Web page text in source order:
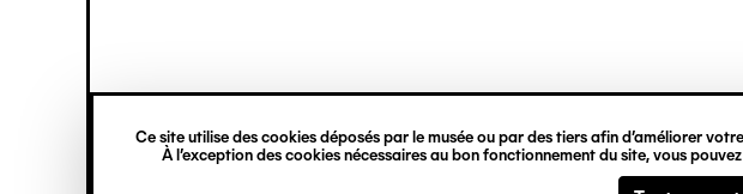
Ce site utilise des cookies déposés par le musée ou par des tiers afin d’améliorer
À l’exception des cookies nécessaires au bon fonctionnement du site, vous
verticale